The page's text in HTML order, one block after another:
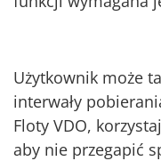
Użytkownik może
interwały
Floty VDO,
aby nie przegapić